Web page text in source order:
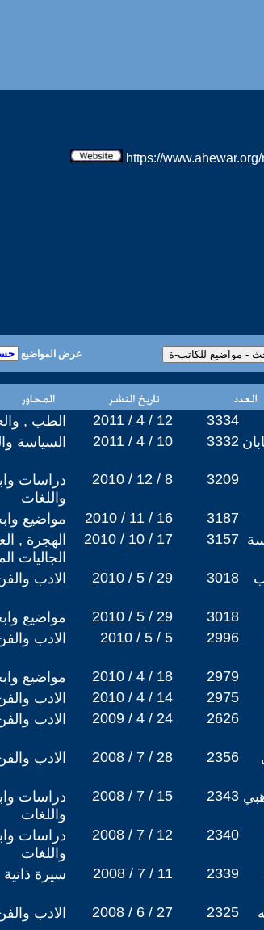
عرض المواضيع
الطب , 2011 / 4 / 12 3334
السياسة
2011 / 4 / 10 3332
دراسات
واللغات
2010 / 12 / 8 3209
مواضيع 2010 / 11 / 16 3187
الهجرة ,
الجاليات
2010 / 10 / 17 3157
الادب 2010 / 5 / 29 3018
مواضيع 2010 / 5 / 29 3018
الادب
2010 / 5 / 5 2996
مواضيع 2010 / 4 / 18 2979
الادب
2010 / 4 / 14 2975
الادب
2009 / 4 / 24 2626
الادب 2008 / 7 / 28 2356
دراسات
واللغات
2008 / 7 / 15 2343
دراسات
واللغات
2008 / 7 / 12 2340
سيرة ذاتية 2008 / 7 / 11 2339
الادب 2008 / 6 / 27 2325